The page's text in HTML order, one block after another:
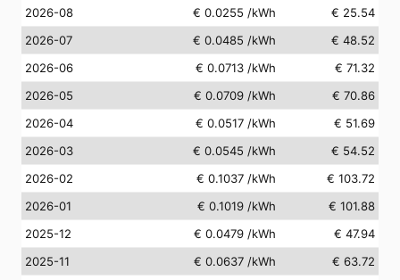
2026-08 € 0.0255 /kWh
€ 25.54
2026-07
€ 0.0485 /kWh
€ 48.52
2026-06
€ 0.0713 /kWh
€ 71.32
2026-05
€ 0.0709 /kWh
€ 70.86
2026-04
€ 0.0517 /kWh
€ 51.69
2026-03
€ 0.0545 /kWh
€ 54.52
2026-02
€ 0.1037 /kWh
€ 103.72
2026-01
€ 0.1019 /kWh
€ 101.88
2025-12
€ 0.0479 /kWh
€ 47.94
2025-11
€ 0.0637 /kWh
€ 63.72